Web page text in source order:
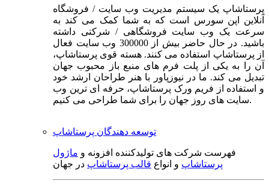
پرستاشاپ یک سیستم مدیریت وب سایت / فروشگاه
آنلاین اپن سورس است که به شما کمک می کند به
سرعت یک وب سایت فروشگاهی / شرکتی داشته
باشید. در حال حاضر بیش از 300000 وب سایت فعال
از پرستاشاپ استفاده می کنند. هسته قوی پرستاشاپ،
آن را به یکی از پلت فرم های منبع باز محبوب جهان
تبدیل می کند. ما در نیوزپاور با هنر طراحان ارشد خود
و استفاده از فریم ورک پرستاشاپ، حرفه ای ترین وب
سایت های روز جهان را برای شما طراحی می کنیم.
توسعه دهندگان پرستاشاپ
فهرست شرکت های تولیدکننده افزونه و ماژول
پرستاشاپ و انواع قالب پرستاشاپ در جهان